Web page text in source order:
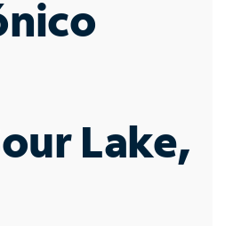
Lake,